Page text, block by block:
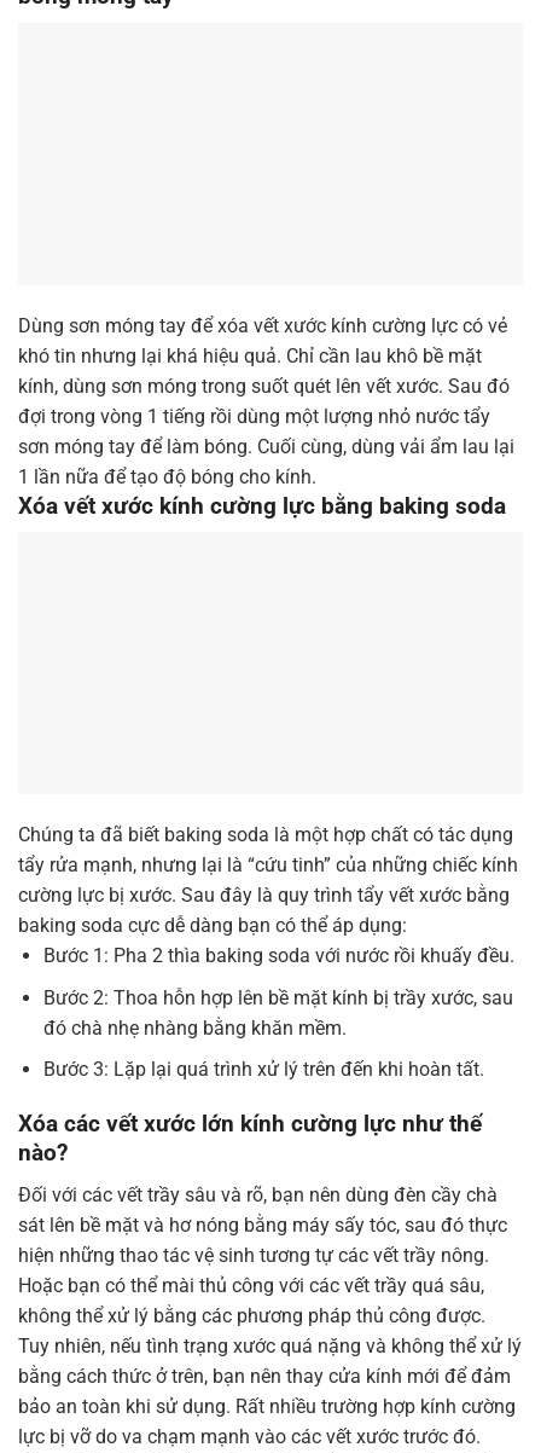
Dùng sơn móng tay để xóa vết xước kính cường lực có vẻ
khó tin nhưng lại khá hiệu quả. Chỉ cần lau khô bề mặt
kính, dùng sơn móng trong suốt quét lên vết xước. Sau đó
đợi trong vòng 1 tiếng rồi dùng một lượng nhỏ nước tẩy
sơn móng tay để làm bóng. Cuối cùng, dùng vải ẩm lau lại
1 lần nữa để tạo độ bóng cho kính.
Xóa vết xước kính cường lực bằng baking soda
Chúng ta đã biết baking soda là một hợp chất có tác dụng
tẩy rửa mạnh, nhưng lại là “cứu tinh” của những chiếc kính
cường lực bị xước. Sau đây là quy trình tẩy vết xước bằng
baking soda cực dễ dàng bạn có thể áp dụng:
Bước 1: Pha 2 thìa baking soda với nước rồi khuấy đều.
Bước 2: Thoa hỗn hợp lên bề mặt kính bị trầy xước, sau
đó chà nhẹ nhàng bằng khăn mềm.
Bước 3: Lặp lại quá trình xử lý trên đến khi hoàn tất.
Xóa các vết xước lớn kính cường lực như thế
nào?
Đối với các vết trầy sâu và rõ, bạn nên dùng đèn cầy chà
sát lên bề mặt và hơ nóng bằng máy sấy tóc, sau đó thực
hiện những thao tác vệ sinh tương tự các vết trầy nông.
Hoặc bạn có thể mài thủ công với các vết trầy quá sâu,
không thể xử lý bằng các phương pháp thủ công được.
Tuy nhiên, nếu tình trạng xước quá nặng và không thể xử lý
bằng cách thức ở trên, bạn nên thay cửa kính mới để đảm
bảo an toàn khi sử dụng. Rất nhiều trường hợp kính cường
lực bị vỡ do va chạm mạnh vào các vết xước trước đó.